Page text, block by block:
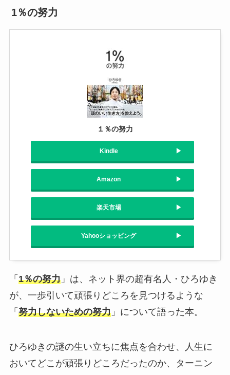
1％の努力
１％の努力
Kindle
Amazon
楽天市場
Yahooショッピング
「 1％の努力」は、ネット界の超有名人・ひろゆき
が、一歩引いて頑張りどころを見つけるような
「努力しないための努力」について語った本。
ひろゆきの謎の生い立ちに焦点を合わせ、人生に
おいてどこが頑張りどころだったのか、ターニン